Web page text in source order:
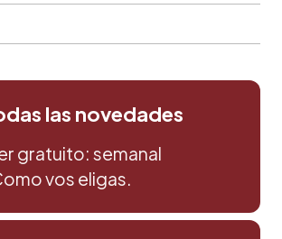
las novedades
gratuito: semanal
vos eligas.